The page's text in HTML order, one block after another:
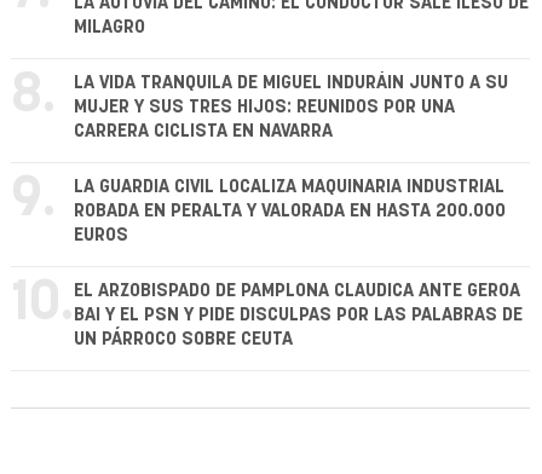
MILAGRO
8.
LA VIDA TRANQUILA DE MIGUEL INDURÁIN JUNTO A SU
MUJER Y SUS TRES HIJOS: REUNIDOS POR UNA
CARRERA CICLISTA EN NAVARRA
9.
LA GUARDIA CIVIL LOCALIZA MAQUINARIA INDUSTRIAL
ROBADA EN PERALTA Y VALORADA EN HASTA 200.000
EUROS
10. EL ARZOBISPADO DE PAMPLONA CLAUDICA ANTE GEROA
BAI Y EL PSN Y PIDE DISCULPAS POR LAS PALABRAS DE
UN PÁRROCO SOBRE CEUTA